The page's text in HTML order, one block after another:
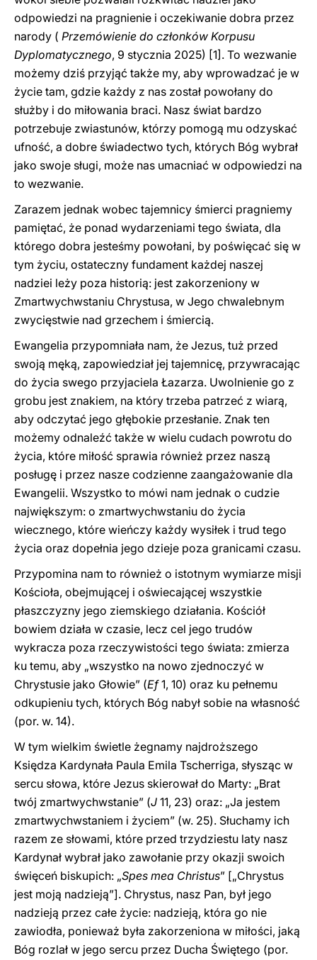
odpowiedzi na pragnienie i oczekiwanie dobra przez
narody ( Przemówienie do członków Korpusu
Dyplomatycznego, 9 stycznia 2025) [1]. To wezwanie
możemy dziś przyjąć także my, aby wprowadzać je w
życie tam, gdzie każdy z nas został powołany do
służby i do miłowania braci. Nasz świat bardzo
potrzebuje zwiastunów, którzy pomogą mu odzyskać
ufność, a dobre świadectwo tych, których Bóg wybrał
jako swoje sługi, może nas umacniać w odpowiedzi na
to wezwanie.
Zarazem jednak wobec tajemnicy śmierci pragniemy
pamiętać, że ponad wydarzeniami tego świata, dla
którego dobra jesteśmy powołani, by poświęcać się w
tym życiu, ostateczny fundament każdej naszej
nadziei leży poza historią: jest zakorzeniony w
Zmartwychwstaniu Chrystusa, w Jego chwalebnym
zwycięstwie nad grzechem i śmiercią.
Ewangelia przypomniała nam, że Jezus, tuż przed
swoją męką, zapowiedział jej tajemnicę, przywracając
do życia swego przyjaciela Łazarza. Uwolnienie go z
grobu jest znakiem, na który trzeba patrzeć z wiarą,
aby odczytać jego głębokie przesłanie. Znak ten
możemy odnaleźć także w wielu cudach powrotu do
życia, które miłość sprawia również przez naszą
posługę i przez nasze codzienne zaangażowanie dla
Ewangelii. Wszystko to mówi nam jednak o cudzie
największym: o zmartwychwstaniu do życia
wiecznego, które wieńczy każdy wysiłek i trud tego
życia oraz dopełnia jego dzieje poza granicami czasu.
Przypomina nam to również o istotnym wymiarze misji
Kościoła, obejmującej i oświecającej wszystkie
płaszczyzny jego ziemskiego działania. Kościół
bowiem działa w czasie, lecz cel jego trudów
wykracza poza rzeczywistości tego świata: zmierza
ku temu, aby „wszystko na nowo zjednoczyć w
Chrystusie jako Głowie” (Ef1, 10) oraz ku pełnemu
odkupieniu tych, których Bóg nabył sobie na własność
(por. w. 14).
W tym wielkim świetle żegnamy najdroższego
Księdza Kardynała Paula Emila Tscherriga, słysząc w
sercu słowa, które Jezus skierował do Marty: „Brat
twój zmartwychwstanie” (J 11, 23) oraz: „Ja jestem
zmartwychwstaniem i życiem” (w. 25). Słuchamy ich
razem ze słowami, które przed trzydziestu laty nasz
Kardynał wybrał jako zawołanie przy okazji swoich
święceń biskupich: „Spes mea Christus” [„Chrystus
jest moją nadzieją”]. Chrystus, nasz Pan, był jego
nadzieją przez całe życie: nadzieją, która go nie
zawiodła, ponieważ była zakorzeniona w miłości, jaką
Bóg rozlał w jego sercu przez Ducha Świętego (por.